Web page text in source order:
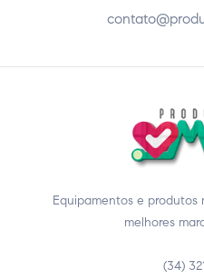
Equipamentos e produtos
melhores
(34)